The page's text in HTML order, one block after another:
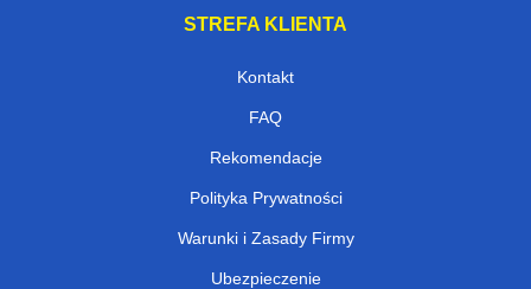
STREFA KLIENTA
Kontakt
FAQ
Rekomendacje
Polityka Prywatności
Warunki i Zasady Firmy
Ubezpieczenie